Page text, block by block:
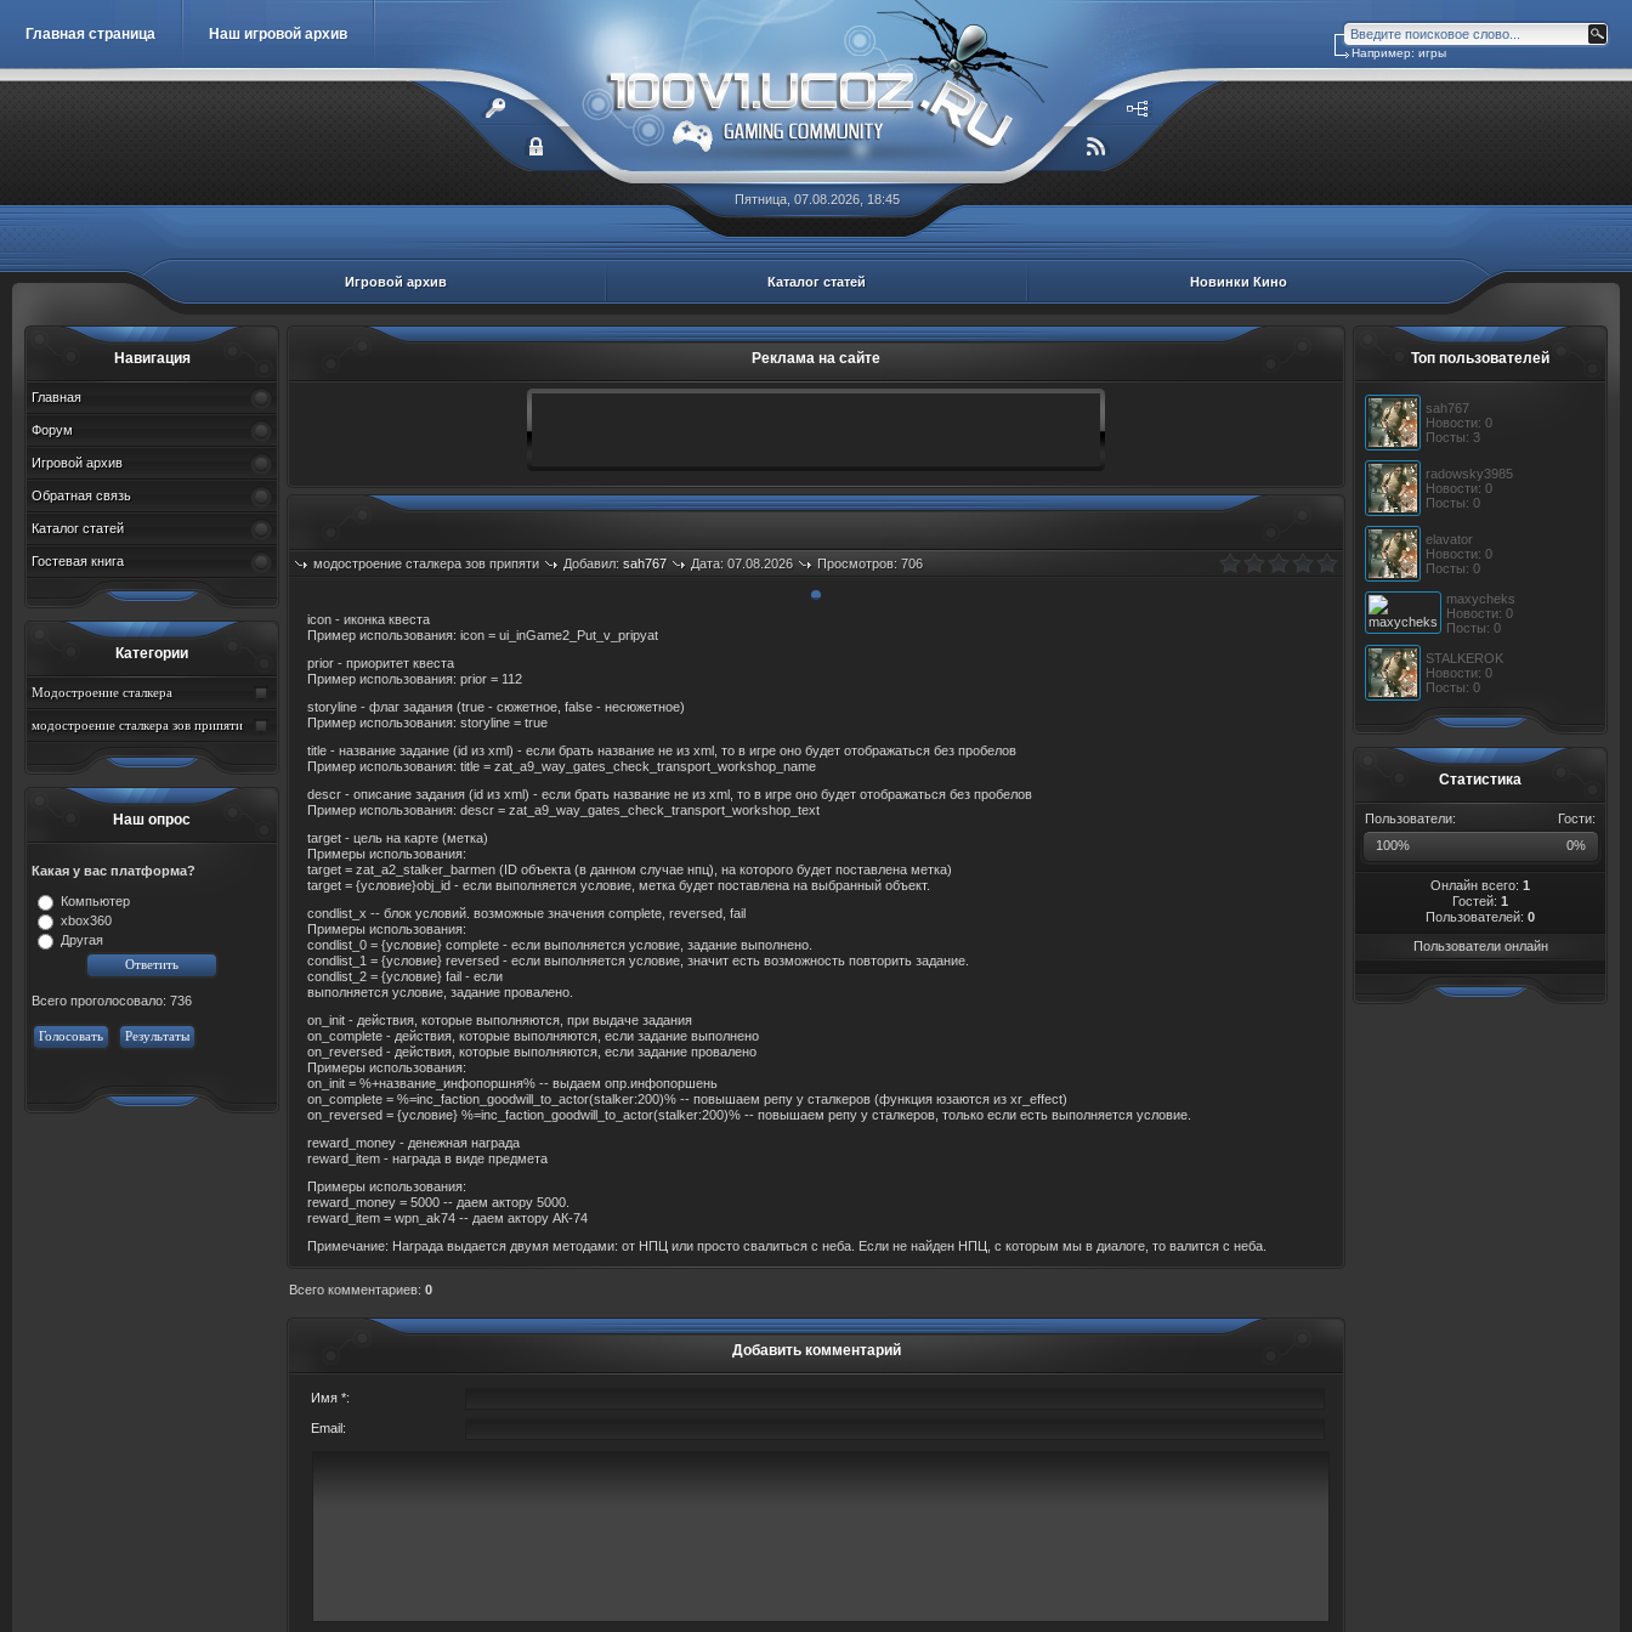
Главная страница Наш игровой архив
Например: игры
Пятница, 07.08.2026, 18:45
Игровой архив Каталог статей Новинки Кино
Навигация
Главная
Форум
Игровой архив
Обратная связь
Каталог статей
Гостевая книга
Категории
Модостроение сталкера
модостроение сталкера зов припяти
Наш опрос
Какая у вас платформа?
Компьютер
xbox360
Другая
Всего проголосовало: 736
Голосовать Результаты
Топ пользователей
sah767
Новости: 0
Посты: 3
radowsky3985
Новости: 0
Посты: 0
elavator
Новости: 0
Посты: 0
maxycheks
Новости: 0
Посты: 0
STALKEROK
Новости: 0
Посты: 0
Статистика
Гости:
Пользователи:
100%
0%
Онлайн всего: 1
Гостей: 1
Пользователей: 0
Пользователи онлайн
Реклама на сайте
модостроение сталкера зов припяти Добавил: sah767 Дата: 07.08.2026 Просмотров: 706
icon - иконка квеста
Пример использования: icon = ui_inGame2_Put_v_pripyat
prior - приоритет квеста
Пример использования: prior = 112
storyline - флаг задания (true - сюжетное, false - несюжетное)
Пример использования: storyline = true
title - название задание (id из xml) - если брать название не из xml, то в игре оно будет отображаться без пробелов
Пример использования: title = zat_a9_way_gates_check_transport_workshop_name
descr - описание задания (id из xml) - если брать название не из xml, то в игре оно будет отображаться без пробелов
Пример использования: descr = zat_a9_way_gates_check_transport_workshop_text
target - цель на карте (метка)
Примеры использования:
target = zat_a2_stalker_barmen (ID объекта (в данном случае нпц), на которого будет поставлена метка)
target = {условие}obj_id - если выполняется условие, метка будет поставлена на выбранный объект.
condlist_x -- блок условий. возможные значения complete, reversed, fail
Примеры использования:
condlist_0 = {условие} complete - если выполняется условие, задание выполнено.
condlist_1 = {условие} reversed - если выполняется условие, значит есть возможность повторить задание.
condlist_2 = {условие} fail - если
выполняется условие, задание провалено.
on_init - действия, которые выполняются, при выдаче задания
on_complete - действия, которые выполняются, если задание выполнено
on_reversed - действия, которые выполняются, если задание провалено
Примеры использования:
on_init = %+название_инфопоршня% -- выдаем опр.инфопоршень
on_complete = %=inc_faction_goodwill_to_actor(stalker:200)% -- повышаем репу у сталкеров (функция юзаются из xr_effect)
on_reversed = {условие} %=inc_faction_goodwill_to_actor(stalker:200)% -- повышаем репу у сталкеров, только если есть выполняется условие.
reward_money - денежная награда
reward_item - награда в виде предмета
Примеры использования:
reward_money = 5000 -- даем актору 5000.
reward_item = wpn_ak74 -- даем актору АК-74
Примечание: Награда выдается двумя методами: от НПЦ или просто свалиться с неба. Если не найден НПЦ, с которым мы в диалоге, то валится с неба.
Всего комментариев: 0
Добавить комментарий
Имя *:
Email: